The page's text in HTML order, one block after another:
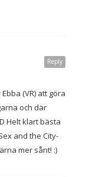
Reply
(VR) att göra
och där
Helt klart bästa
and the City-
mer sånt! :)